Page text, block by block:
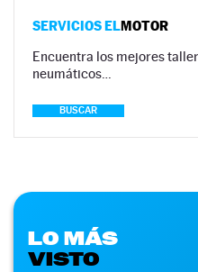
SERVICIOS ELMOTOR
Encuentra los mejores
neumáticos…
BUSCAR
LO MÁS
VISTO